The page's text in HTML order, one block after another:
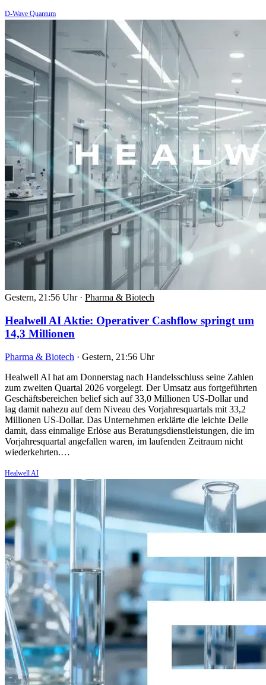
D-Wave Quantum
Gestern, 21:56 Uhr · Pharma & Biotech
Healwell AI Aktie: Operativer Cashflow springt um
14,3 Millionen
Pharma & Biotech · Gestern, 21:56 Uhr
Healwell AI hat am Donnerstag nach Handelsschluss seine Zahlen
zum zweiten Quartal 2026 vorgelegt. Der Umsatz aus fortgeführten
Geschäftsbereichen belief sich auf 33,0 Millionen US-Dollar und
lag damit nahezu auf dem Niveau des Vorjahresquartals mit 33,2
Millionen US-Dollar. Das Unternehmen erklärte die leichte Delle
damit, dass einmalige Erlöse aus Beratungsdienstleistungen, die im
Vorjahresquartal angefallen waren, im laufenden Zeitraum nicht
wiederkehrten.…
Healwell AI